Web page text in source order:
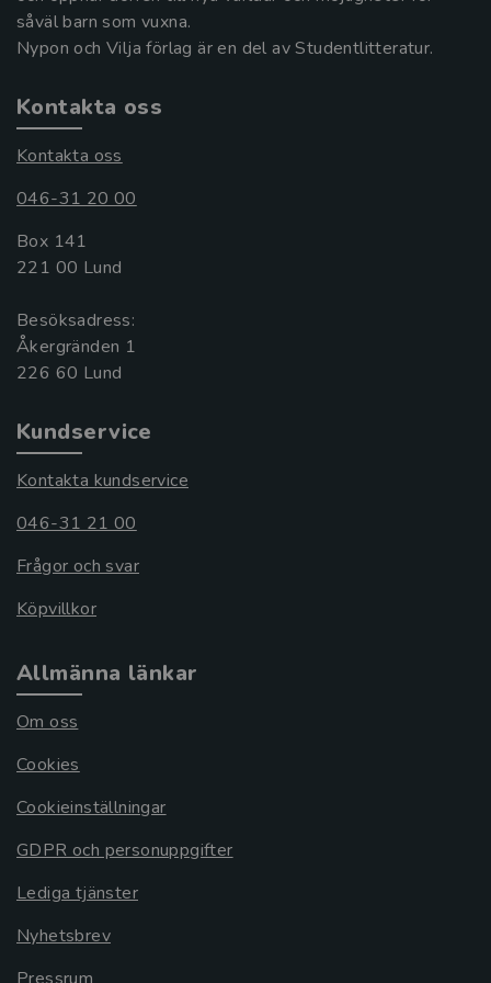
såväl barn som vuxna.
Nypon och Vilja förlag är en del av Studentlitteratur.
Kontakta oss
Kontakta oss
046-31 20 00
Box 141
221 00 Lund
Besöksadress:
Åkergränden 1
Kundservice
Kontakta kundservice
046-31 21 00
Frågor och svar
Köpvillkor
Allmänna länkar
Om oss
Cookies
Cookieinställningar
GDPR och personuppgifter
Lediga tjänster
Nyhetsbrev
Pressrum